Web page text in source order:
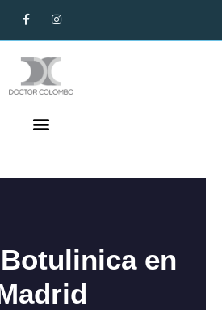
en